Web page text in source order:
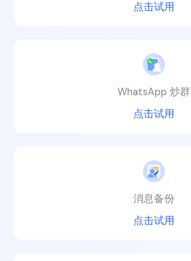
点击试用
WhatsApp 炒群
点击试用
消息备份
点击试用